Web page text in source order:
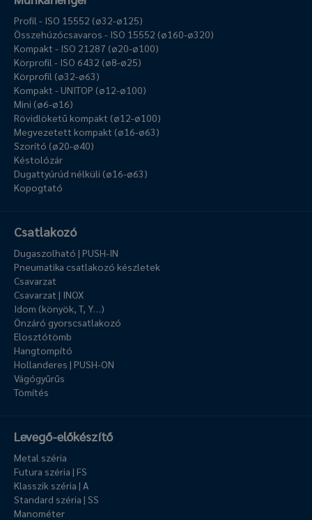
Profil - ISO 15552 (ø32-ø125)
Összehúzócsavaros - ISO 15552 (ø160-ø320)
Kompakt - ISO 21287 (ø20-ø100)
Körprofil - ISO 6432 (ø8-ø25)
Körprofil (ø32-ø63)
Kompakt - UNITOP (ø12-ø100)
Mini (ø6-ø16)
Rövidlöketű kompakt (ø12-ø100)
Megvezetett kompakt (ø16-ø63)
Szorító (ø20-ø40)
Késtolózár
Dugattyúrúd nélküli (ø16-ø63)
Kopogtató
Csatlakozó
Dugaszolható | PUSH-IN
Pneumatika csatlakozó készletek
Csavarzat
Csavarzat | INOX
Idom (könyök, T, Y…)
Önzáró gyorscsatlakozó
Elosztótömb
Hangtompító
Hollanderes | PUSH-ON
Vágógyűrűs
Tömítés
Levegő-előkészítő
Metal széria
Futura széria | FS
Klasszik széria | A
Standard széria | SS
Manométer